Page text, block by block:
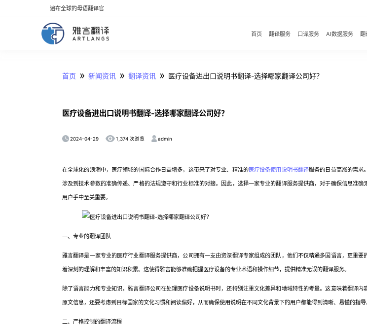
遍布全球的母语翻译官
首页 翻译服务 口译服务 AI数据服务 翻
首页 » 新闻资讯 » 翻译资讯 » 医疗设备进出口说明书翻译-选择哪家翻译公司好？
医疗设备进出口说明书翻译-选择哪家翻译公司好？
2024-04-29 1,374 次浏览 admin
在全球化的浪潮中，医疗领域的国际合作日益增多，这带来了对专业、精准的医疗设备使用说明书翻译服务的日益高涨的需求
涉及到技术参数的准确传递、严格的法规遵守和行业标准的对接。因此，选择一家专业的翻译服务提供商，对于确保信息准确
用户手中至关重要。
一、专业的翻译团队
雅言翻译是一家专业的医疗行业翻译服务提供商，公司拥有一支由资深翻译专家组成的团队，他们不仅精通多国语言，更重要
着深刻的理解和丰富的知识积累。这使得雅言能够准确把握医疗设备的专业术语和操作细节，提供精准无误的翻译服务。
除了语言能力和专业知识，雅言翻译公司在处理医疗设备说明书时，还特别注重文化差异和地域特性的考量。这意味着翻译内
原文信息，还要考虑到目标国家的文化习惯和阅读偏好，从而确保使用说明在不同文化背景下的用户都能得到清晰、易懂的指导
二、严格控制的翻译流程